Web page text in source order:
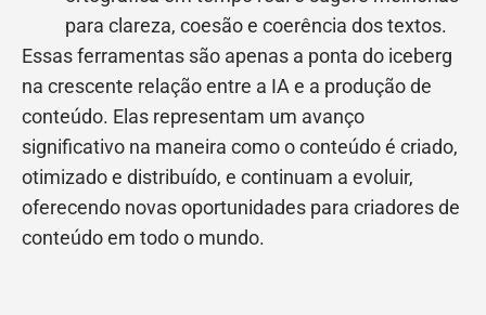
para clareza, coesão e coerência dos textos.
Essas ferramentas são apenas a ponta do iceberg
na crescente relação entre a IA e a produção de
conteúdo. Elas representam um avanço
significativo na maneira como o conteúdo é criado,
otimizado e distribuído, e continuam a evoluir,
oferecendo novas oportunidades para criadores de
conteúdo em todo o mundo.